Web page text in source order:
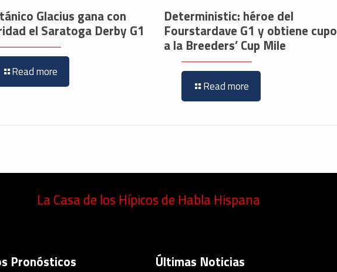
Glacius gana con
el Saratoga Derby G1
Read more
Deterministic: héroe del
Fourstardave G1 y obtiene cupo
a la Breeders’ Cup Mile
Read more
La Casa de los Hípicos de Habla Hispana
Pronósticos Últimas Noticias